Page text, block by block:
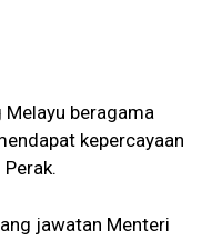
Melayu beragama
kepercayaan
jawatan Menteri